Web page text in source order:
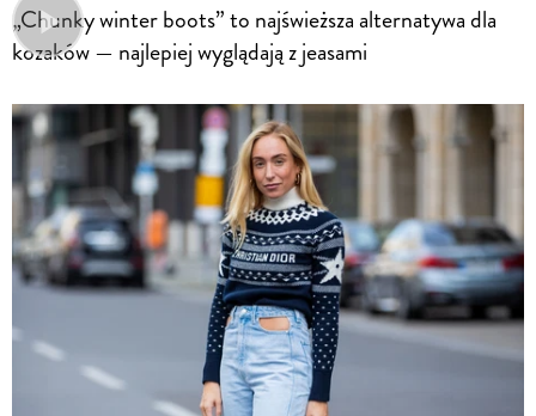
„Chunky winter boots” to najświeższa alternatywa dla
kozaków — najlepiej wyglądają z jeasami